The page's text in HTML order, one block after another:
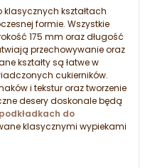
klasycznych kształtach
formie. Wszystkie
175 mm oraz długość
przechowywanie oraz
kształty są łatwe w
cukierników.
i tekstur oraz tworzenie
desery doskonale będą
do
klasycznymi wypiekami